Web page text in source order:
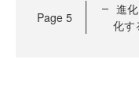
Page 5
進
化す